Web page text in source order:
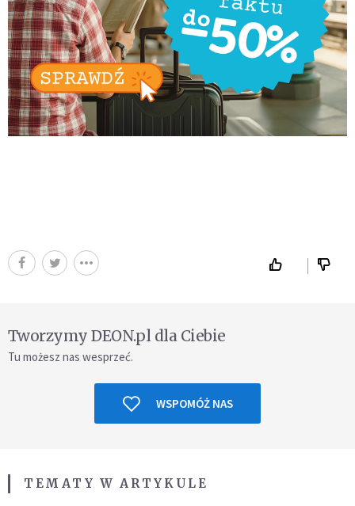
Tworzymy DEON.pl dla Ciebie
Tu możesz nas wesprzeć.
WSPOMÓŻ NAS
TEMATY W ARTYKULE